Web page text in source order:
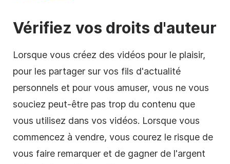
Vérifiez vos droits d'auteur
Lorsque vous créez des vidéos pour le plaisir,
pour les partager sur vos fils d'actualité
personnels et pour vous amuser, vous ne vous
souciez peut-être pas trop du contenu que
vous utilisez dans vos vidéos. Lorsque vous
commencez à vendre, vous courez le risque de
vous faire remarquer et de gagner de l'argent